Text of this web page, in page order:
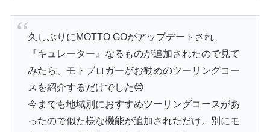
久しぶりにMOTTO GOがアップデートされ、
『キュレーター』なるものが追加されたので見て
みたら、モトブロガーがお勧めのツーリングコー
スを紹介するだけでした😔
今までも地域別におすすめツーリングコースがあ
ったので似た様な機能が追加されただけ。別にモ